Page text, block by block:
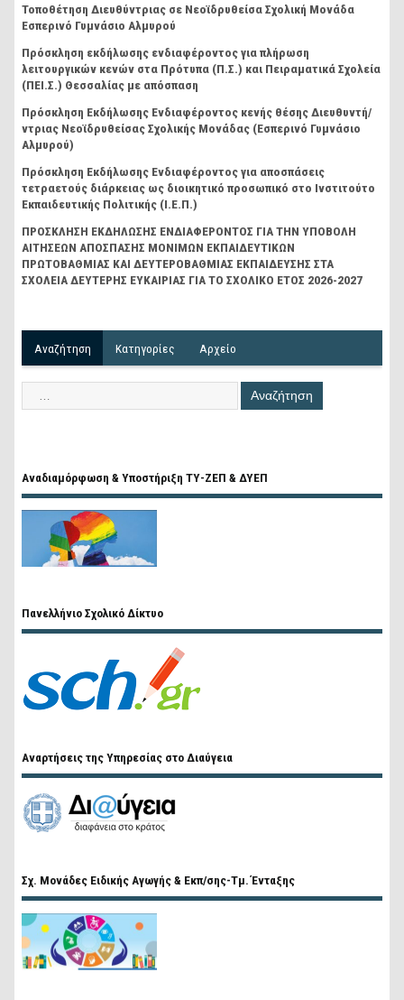
Τοποθέτηση Διευθύντριας σε Νεοϊδρυθείσα Σχολική Μονάδα
Εσπερινό Γυμνάσιο Αλμυρού
Πρόσκληση εκδήλωσης ενδιαφέροντος για πλήρωση
λειτουργικών κενών στα Πρότυπα (Π.Σ.) και Πειραματικά Σχολεία
(ΠΕΙ.Σ.) Θεσσαλίας με απόσπαση
Πρόσκληση Εκδήλωσης Ενδιαφέροντος κενής θέσης Διευθυντή/
ντριας Νεοϊδρυθείσας Σχολικής Μονάδας (Εσπερινό Γυμνάσιο
Αλμυρού)
Πρόσκληση Εκδήλωσης Ενδιαφέροντος για αποσπάσεις
τετραετούς διάρκειας ως διοικητικό προσωπικό στο Ινστιτούτο
Εκπαιδευτικής Πολιτικής (Ι.Ε.Π.)
ΠΡΟΣΚΛΗΣΗ ΕΚΔΗΛΩΣΗΣ ΕΝΔΙΑΦΕΡΟΝΤΟΣ ΓΙΑ ΤΗΝ ΥΠΟΒΟΛΗ
ΑΙΤΗΣΕΩΝ ΑΠΟΣΠΑΣΗΣ ΜΟΝΙΜΩΝ ΕΚΠΑΙΔΕΥΤΙΚΩΝ
ΠΡΩΤΟΒΑΘΜΙΑΣ ΚΑΙ ΔΕΥΤΕΡΟΒΑΘΜΙΑΣ ΕΚΠΑΙΔΕΥΣΗΣ ΣΤΑ
ΣΧΟΛΕΙΑ ΔΕΥΤΕΡΗΣ ΕΥΚΑΙΡΙΑΣ ΓΙΑ ΤΟ ΣΧΟΛΙΚΟ ΕΤΟΣ 2026-2027
Αναζήτηση Kατηγορίες Αρχείο
Αναδιαμόρφωση & Υποστήριξη ΤΥ-ΖΕΠ & ΔΥΕΠ
Πανελλήνιο Σχολικό Δίκτυο
Αναρτήσεις της Υπηρεσίας στο Διαύγεια
Σχ. Μονάδες Ειδικής Αγωγής & Εκπ/σης-Τμ. Ένταξης